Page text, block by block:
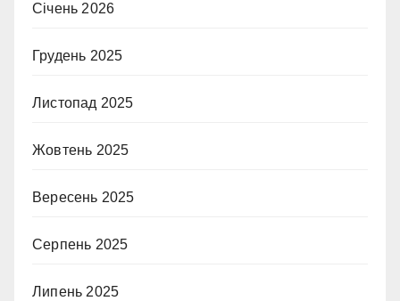
Січень 2026
Грудень 2025
Листопад 2025
Жовтень 2025
Вересень 2025
Серпень 2025
Липень 2025